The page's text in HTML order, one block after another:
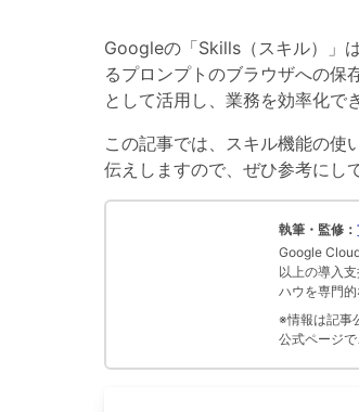
Googleの「Skills（スキル）」
るプロンプトのブラウザへの保
として活用し、業務を効率化で
この記事では、スキル機能の使
伝えしますので、ぜひ参考にし
執筆・監修：
Google
以上の導入
ハウを専門的
※情報は記事
公式ページで